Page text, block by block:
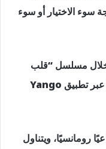
سوء الاختيار أو سوء
خلال مسلسل “قلب
شمس”، المقرر عرضه خلال عام 2026 عبر تطبيق Yango
ويتناول